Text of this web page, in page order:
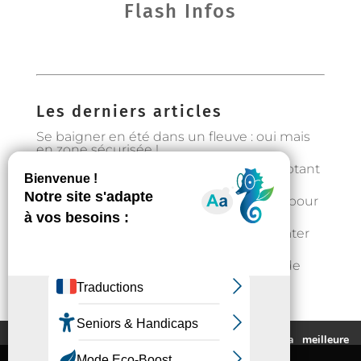
Flash Infos
Les derniers articles
Se baigner en été dans un fleuve : oui mais
en zone sécurisée !
Préservons la forêt en Occitanie en adoptant
les bons gestes
Gestion de l’eau : état d’alerte hydrique pour
les particuliers à partir du 1er août
Fortes chaleurs : rester au frais et s’hydrater
📣Enquête pour étudier l’implantation de
casier distributeurs de produits locaux à
Auzeville : votre avis nous intéresse !
Ce site utilise des cookies pour vous fournir la meilleure
expérience de navigation possible.